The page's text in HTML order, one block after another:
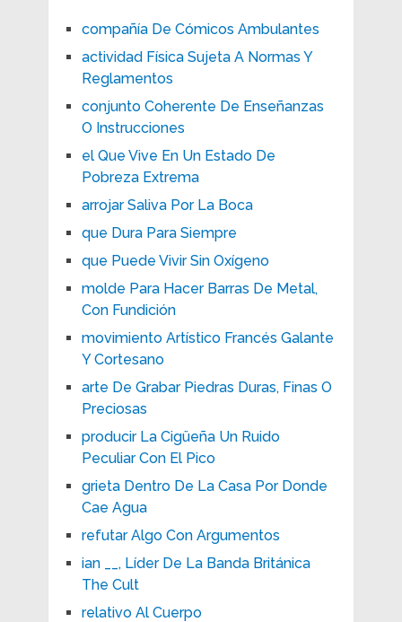
compañía De Cómicos Ambulantes
actividad Física Sujeta A Normas Y
Reglamentos
conjunto Coherente De Enseñanzas
O Instrucciones
el Que Vive En Un Estado De
Pobreza Extrema
arrojar Saliva Por La Boca
que Dura Para Siempre
que Puede Vivir Sin Oxígeno
molde Para Hacer Barras De Metal,
Con Fundición
movimiento Artístico Francés Galante
Y Cortesano
arte De Grabar Piedras Duras, Finas O
Preciosas
producir La Cigüeña Un Ruido
Peculiar Con El Pico
grieta Dentro De La Casa Por Donde
Cae Agua
refutar Algo Con Argumentos
ian __, Líder De La Banda Británica
The Cult
relativo Al Cuerpo